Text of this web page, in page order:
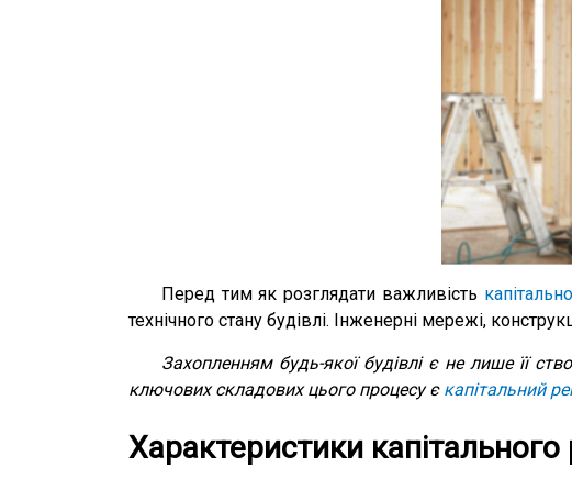
Перед тим як розглядати важливість
технічного стану будівлі. Інженерні мережі,
Захопленням будь-якої будівлі є не лише її
ключових складових цього процесу є капітальний
Характеристики